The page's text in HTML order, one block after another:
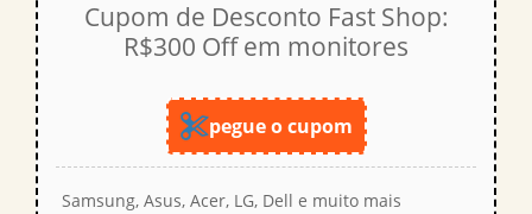
Cupom de Desconto Fast Shop:
R$300 Off em monitores
pegue o cupom
Samsung, Asus, Acer, LG, Dell e muito mais